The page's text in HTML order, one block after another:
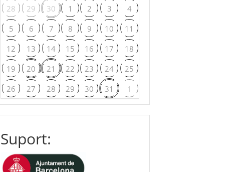
28 29 30 1 2 3
4
5
6 7 8 9 10
11
12
13 14 15 16 17
18
19
20 21 22 23 24
25
26
27 28 29 30 31 1
Suport: